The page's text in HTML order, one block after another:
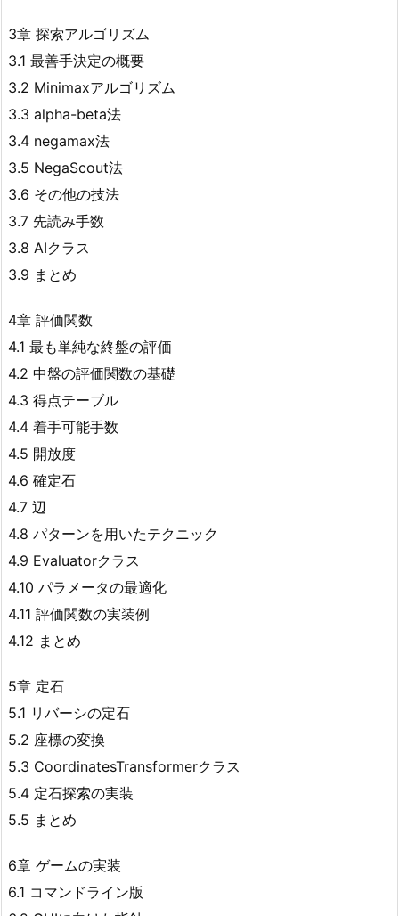
3章 探索アルゴリズム
3.1 最善手決定の概要
3.2 Minimaxアルゴリズム
3.3 alpha-beta法
3.4 negamax法
3.5 NegaScout法
3.6 その他の技法
3.7 先読み手数
3.8 AIクラス
3.9 まとめ
4章 評価関数
4.1 最も単純な終盤の評価
4.2 中盤の評価関数の基礎
4.3 得点テーブル
4.4 着手可能手数
4.5 開放度
4.6 確定石
4.7 辺
4.8 パターンを用いたテクニック
4.9 Evaluatorクラス
4.10 パラメータの最適化
4.11 評価関数の実装例
4.12 まとめ
5章 定石
5.1 リバーシの定石
5.2 座標の変換
5.3 CoordinatesTransformerクラス
5.4 定石探索の実装
5.5 まとめ
6章 ゲームの実装
6.1 コマンドライン版